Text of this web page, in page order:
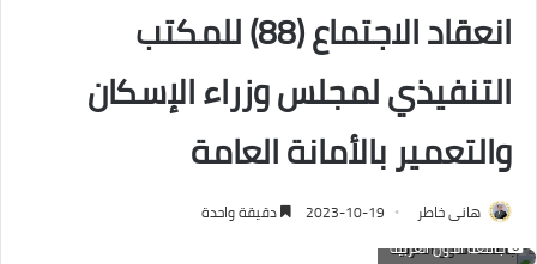
انعقاد الاجتماع (88) للمكتب
التنفيذي لمجلس وزراء الإسكان
والتعمير بالأمانة العامة
هانى خاطر 2023-10-19 دقيقة واحدة
جامعة الدول العربية